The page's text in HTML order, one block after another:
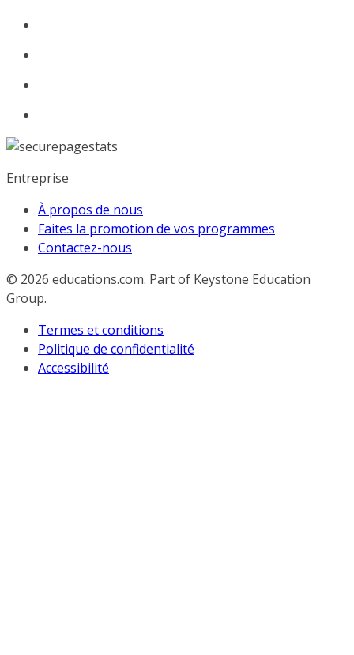
Entreprise
À propos de nous
Faites la promotion de vos programmes
Contactez-nous
© 2026 educations.com. Part of Keystone Education
Group.
Termes et conditions
Politique de confidentialité
Accessibilité